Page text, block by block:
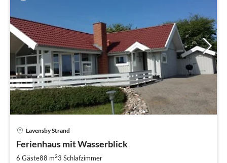
Lavensby Strand
Ferienhaus mit Wasserblick
6 Gäste88 m23 Schlafzimmer